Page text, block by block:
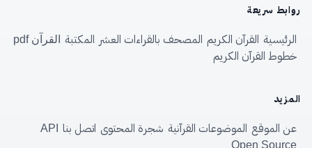
روابط سريعة
الرئيسية القرآن الكريم المصحف بالقراءات العشر المكتبة القرآن pdf
خطوط القرآن الكريم
المزيد
عن الموقع الموضوعات القرآنية شجرة المحتوى اتصل بنا
API
Open Source